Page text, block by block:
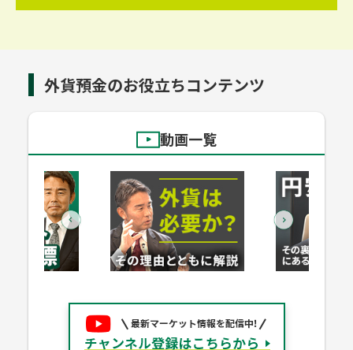
外貨預金のお役立ちコンテンツ
動画一覧